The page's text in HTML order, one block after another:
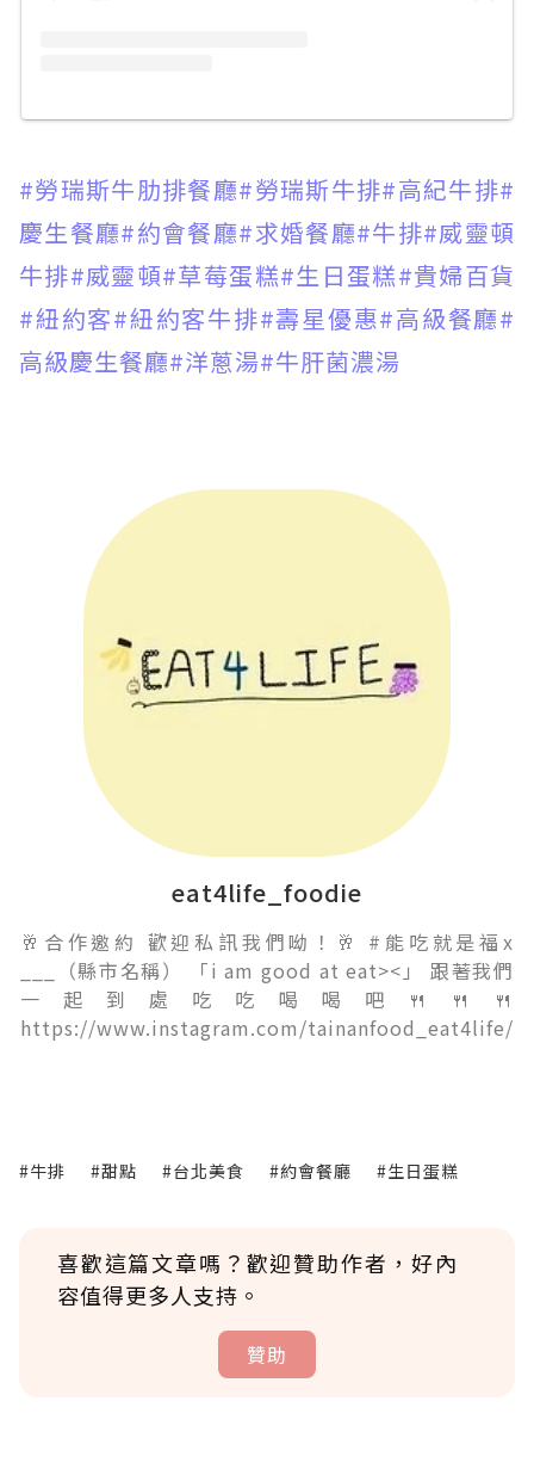
#勞瑞斯牛肋排餐廳#勞瑞斯牛排#高紀牛排#
慶生餐廳#約會餐廳#求婚餐廳#牛排#威靈頓
牛排#威靈頓#草莓蛋糕#生日蛋糕#貴婦百貨
#紐約客#紐約客牛排#壽星優惠#高級餐廳#
高級慶生餐廳#洋蔥湯#牛肝菌濃湯
eat4life_foodie
🥂合作邀約 歡迎私訊我們呦！🥂 #能吃就是福x
___（縣市名稱） 「i am good at eat><」 跟著我們
一起到處吃吃喝喝吧🍴🍴🍴
https://www.instagram.com/tainanfood_eat4life/
#牛排 #甜點 #台北美食 #約會餐廳 #生日蛋糕
喜歡這篇文章嗎？歡迎贊助作者，好內
容值得更多人支持。
贊助